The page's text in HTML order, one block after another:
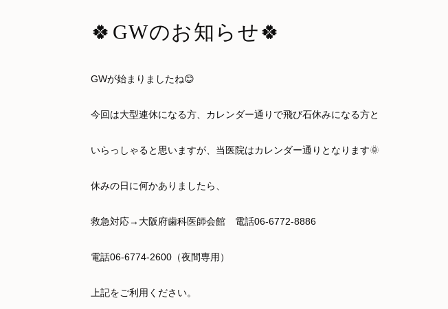
🍀GWのお知らせ🍀
GWが始まりましたね😊
今回は大型連休になる方、カレンダー通りで飛び石休みになる方と
いらっしゃると思いますが、当医院はカレンダー通りとなります🌞
休みの日に何かありましたら、
救急対応→大阪府歯科医師会館 電話06-6772-8886
電話06-6774-2600（夜間専用）
上記をご利用ください。